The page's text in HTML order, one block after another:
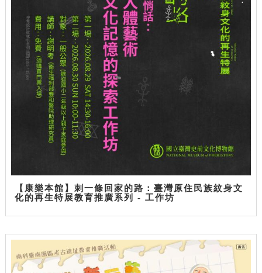
【康樂本館】刺一條回家的路：臺灣原住民族紋身文
化的再生特展教育推廣系列 - 工作坊